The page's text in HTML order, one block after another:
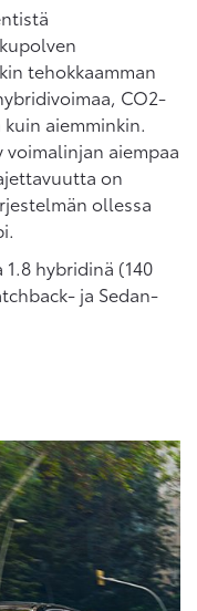
tehokkaamman
CO2-
aiemminkin.
aiempaa
on
ollessa
hybridinä (140
ja Sedan-